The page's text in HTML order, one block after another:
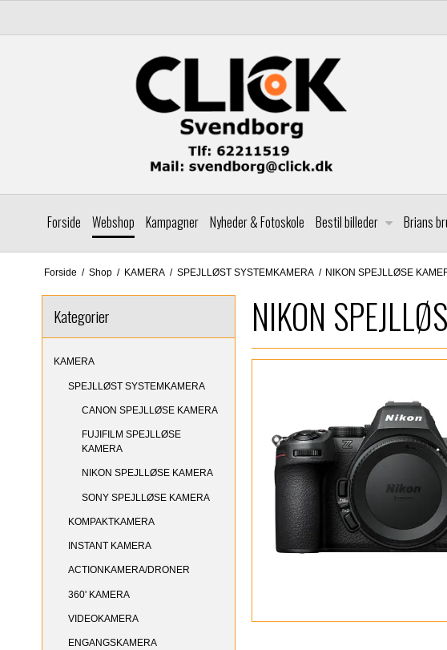
Forside Webshop Kampagner Nyheder & Fotoskole Bestil billeder Brians
Forside / Shop / KAMERA / SPEJLLØST SYSTEMKAMERA / NIKON SPEJLLØSE
Kategorier
KAMERA
SPEJLLØST SYSTEMKAMERA
CANON SPEJLLØSE KAMERA
FUJIFILM SPEJLLØSE
KAMERA
NIKON SPEJLLØSE KAMERA
SONY SPEJLLØSE KAMERA
KOMPAKTKAMERA
INSTANT KAMERA
ACTIONKAMERA/DRONER
360' KAMERA
VIDEOKAMERA
ENGANGSKAMERA
NIKON